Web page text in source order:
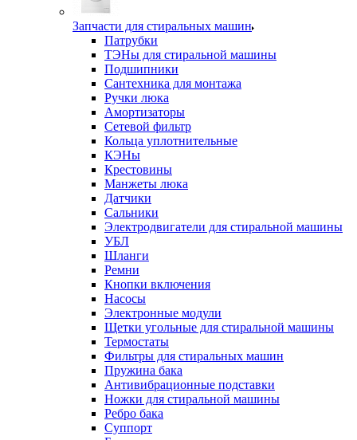
Запчасти для стиральных машин
Патрубки
ТЭНы для стиральной машины
Подшипники
Сантехника для монтажа
Ручки люка
Амортизаторы
Сетевой фильтр
Кольца уплотнительные
КЭНы
Крестовины
Манжеты люка
Датчики
Сальники
Электродвигатели для стиральной машины
УБЛ
Шланги
Ремни
Кнопки включения
Насосы
Электронные модули
Щетки угольные для стиральной машины
Термостаты
Фильтры для стиральных машин
Пружина бака
Антивибрационные подставки
Ножки для стиральной машины
Ребро бака
Суппорт